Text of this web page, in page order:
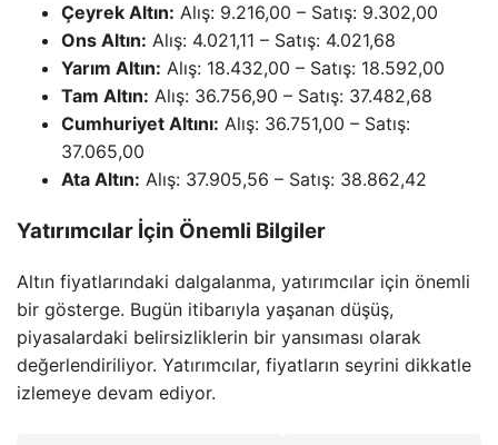
Çeyrek Altın: Alış: 9.216,00 – Satış: 9.302,00
Ons Altın: Alış: 4.021,11 – Satış: 4.021,68
Yarım Altın: Alış: 18.432,00 – Satış: 18.592,00
Tam Altın: Alış: 36.756,90 – Satış: 37.482,68
Cumhuriyet Altını: Alış: 36.751,00 – Satış:
37.065,00
Ata Altın: Alış: 37.905,56 – Satış: 38.862,42
Yatırımcılar İçin Önemli Bilgiler
Altın fiyatlarındaki dalgalanma, yatırımcılar için önemli
bir gösterge. Bugün itibarıyla yaşanan düşüş,
piyasalardaki belirsizliklerin bir yansıması olarak
değerlendiriliyor. Yatırımcılar, fiyatların seyrini dikkatle
izlemeye devam ediyor.